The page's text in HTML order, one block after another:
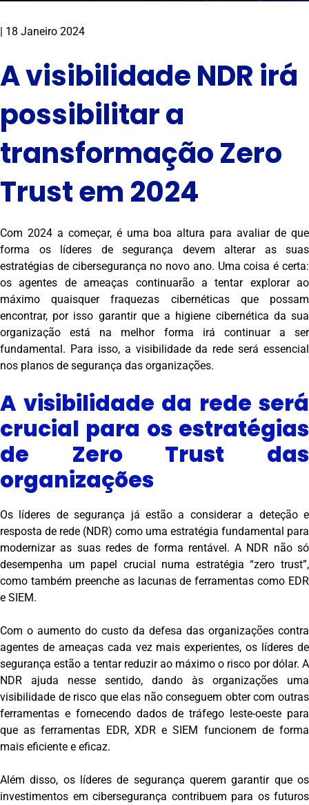
| 18 Janeiro 2024
A visibilidade NDR irá
possibilitar a
transformação Zero
Trust em 2024
Com 2024 a começar, é uma boa altura para avaliar de que
forma os líderes de segurança devem alterar as suas
estratégias de cibersegurança no novo ano. Uma coisa é certa:
os agentes de ameaças continuarão a tentar explorar ao
máximo quaisquer fraquezas cibernéticas que possam
encontrar, por isso garantir que a higiene cibernética da sua
organização está na melhor forma irá continuar a ser
fundamental. Para isso, a visibilidade da rede será essencial
nos planos de segurança das organizações.
A visibilidade da rede será
crucial para os estratégias
de Zero Trust das
organizações
Os líderes de segurança já estão a considerar a deteção e
resposta de rede (NDR) como uma estratégia fundamental para
modernizar as suas redes de forma rentável. A NDR não só
desempenha um papel crucial numa estratégia “zero trust”,
como também preenche as lacunas de ferramentas como EDR
e SIEM.
Com o aumento do custo da defesa das organizações contra
agentes de ameaças cada vez mais experientes, os líderes de
segurança estão a tentar reduzir ao máximo o risco por dólar. A
NDR ajuda nesse sentido, dando às organizações uma
visibilidade de risco que elas não conseguem obter com outras
ferramentas e fornecendo dados de tráfego leste-oeste para
que as ferramentas EDR, XDR e SIEM funcionem de forma
mais eficiente e eficaz.
Além disso, os líderes de segurança querem garantir que os
investimentos em cibersegurança contribuem para os futuros